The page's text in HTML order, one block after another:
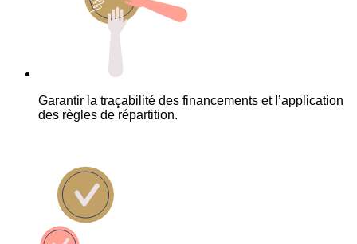
Garantir la traçabilité des financements et l’application
des règles de répartition.